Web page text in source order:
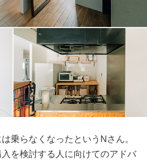
乗らなくなったというNさん。
を検討する人に向けてのアドバ